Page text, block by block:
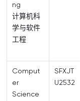
ng
计算机科
学与软件
工程
Comput
er
Science
SFXJT
U2532